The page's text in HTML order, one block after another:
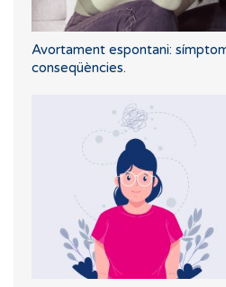
Avortament espontani:
conseqüències.